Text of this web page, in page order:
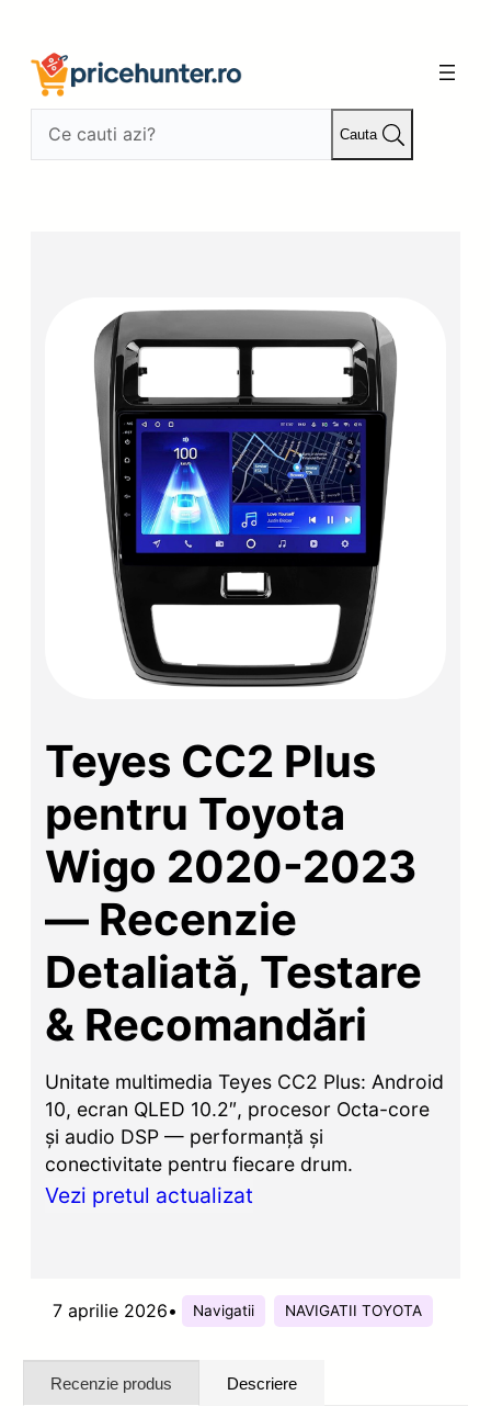
conținut
Cauta
Teyes CC2 Plus
pentru Toyota
Wigo 2020-2023
— Recenzie
Detaliată, Testare
& Recomandări
Unitate multimedia Teyes CC2 Plus: Android
10, ecran QLED 10.2″, procesor Octa-core
și audio DSP — performanță și
conectivitate pentru fiecare drum.
Vezi pretul actualizat
7 aprilie 2026• Navigatii NAVIGATII TOYOTA
Recenzie produs Descriere